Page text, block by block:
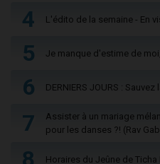
4 L'édito de la semaine - En
5 Je manque d'estime de
6 DERNIERS JOURS :
7
Assister à un mariage
pour les danses ?! (Rav
Horaires du Jeûne de Ticha